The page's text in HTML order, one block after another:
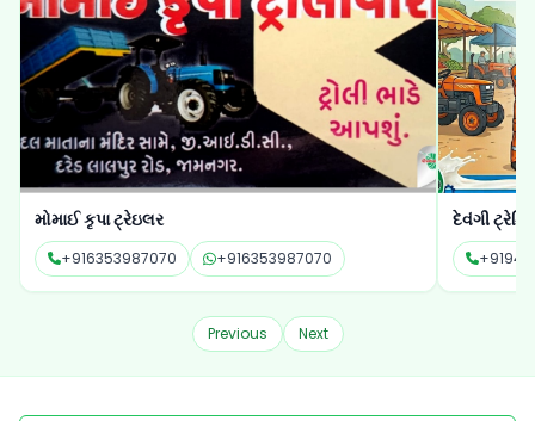
દેવંગી ટ્રેડિંગ
+919429551540 +919429551540
પીપળાના
Previous Next